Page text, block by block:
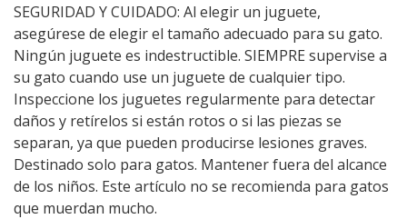
SEGURIDAD Y CUIDADO: Al elegir un juguete,
asegúrese de elegir el tamaño adecuado para su gato.
Ningún juguete es indestructible. SIEMPRE supervise a
su gato cuando use un juguete de cualquier tipo.
Inspeccione los juguetes regularmente para detectar
daños y retírelos si están rotos o si las piezas se
separan, ya que pueden producirse lesiones graves.
Destinado solo para gatos. Mantener fuera del alcance
de los niños. Este artículo no se recomienda para gatos
que muerdan mucho.